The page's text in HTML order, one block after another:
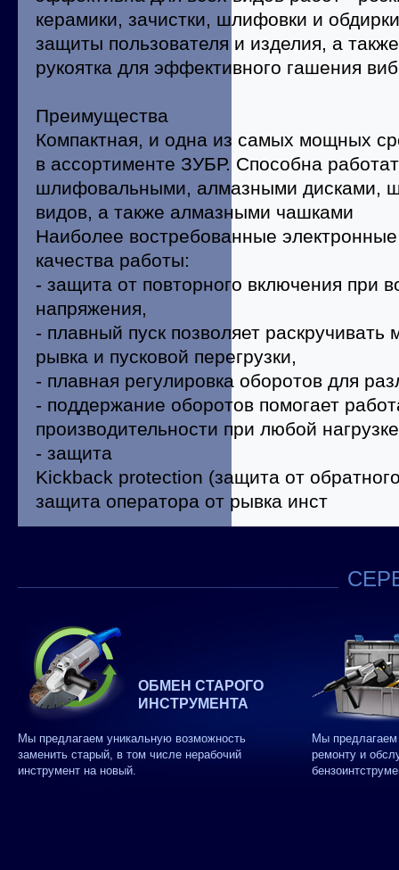
керамики, зачистки, шлифовки и
защиты пользователя и изделия, а
рукоятка для эффективного гашения
Преимущества
Компактная, и одна из самых мощных
в ассортименте ЗУБР. Способна
шлифовальными, алмазными дисками,
видов, а также алмазными чашками
Наиболее востребованные
качества работы:
- защита от повторного включения при
напряжения,
- плавный пуск позволяет
рывка и пусковой перегрузки,
- плавная регулировка оборотов для
- поддержание оборотов помогает
производительности при любой
- защита
Kickback protection (защита от
защита оператора от рывка инст
ОБМЕН СТАРОГО
ИНСТРУМЕНТА
Мы предлагаем уникальную возможность
заменить старый, в том числе нерабочий
инструмент на новый.
Мы
ремонту и